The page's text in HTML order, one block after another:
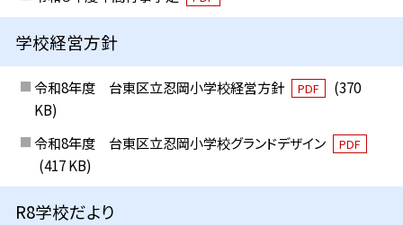
学校経営方針
令和8年度 台東区立忍岡小学校経営方針 PDF
(370
KB)
令和8年度 台東区立忍岡小学校グランドデザイン
PDF
(417 KB)
R8学校だより